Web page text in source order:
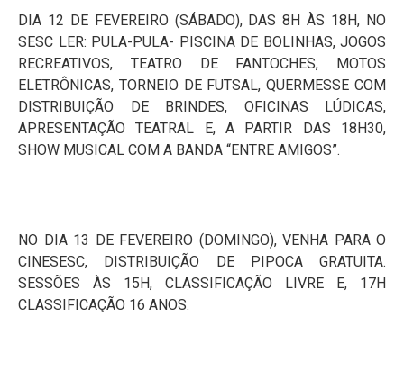
DIA 12 DE FEVEREIRO (SÁBADO), DAS8H ÀS 18H, NO
SESC LER: PULA-PULA- PISCINA DE BOLINHAS, JOGOS
RECREATIVOS, TEATRO DE FANTOCHES, MOTOS
ELETRÔNICAS, TORNEIO DE FUTSAL, QUERMESSE COM
DISTRIBUIÇÃO DE BRINDES, OFICINAS LÚDICAS,
APRESENTAÇÃO TEATRAL E, A PARTIR DAS 18H30,
SHOW MUSICAL COM A BANDA “ENTRE AMIGOS”.
NO DIA 13 DE FEVEREIRO (DOMINGO), VENHA PARA O
CINESESC, DISTRIBUIÇÃO DE PIPOCA GRATUITA.
SESSÕES ÀS 15H, CLASSIFICAÇÃO LIVRE E, 17H
CLASSIFICAÇÃO 16 ANOS.